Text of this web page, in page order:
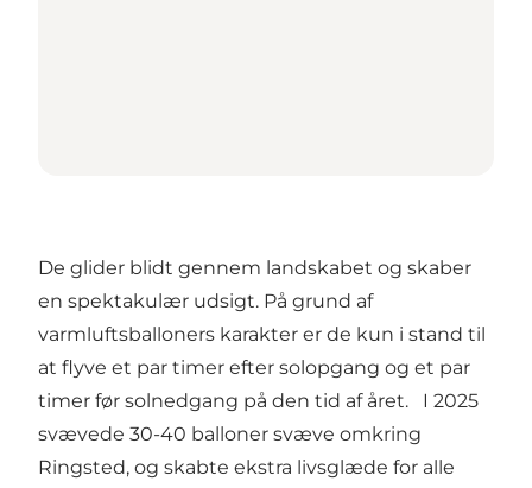
De glider blidt gennem landskabet og skaber
en spektakulær udsigt. På grund af
varmluftsballoners karakter er de kun i stand til
at flyve et par timer efter solopgang og et par
timer før solnedgang på den tid af året. I 2025
svævede 30-40 balloner svæve omkring
Ringsted, og skabte ekstra livsglæde for alle